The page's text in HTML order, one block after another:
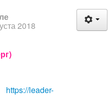
2018
https://leader-